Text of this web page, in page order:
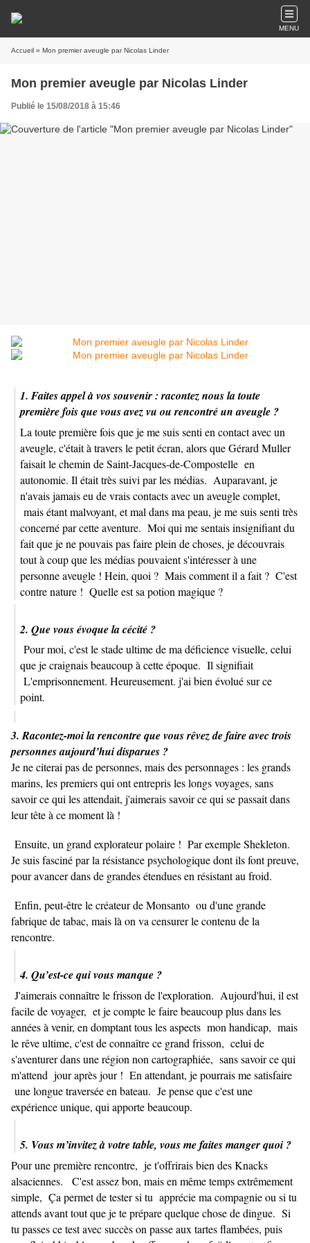
MENU
Accueil » Mon premier aveugle par Nicolas Linder
Mon premier aveugle par Nicolas Linder
Publié le 15/08/2018 à 15:46
1. Faites appel à vos souvenir : racontez nous la toute
première fois que vous avez vu ou rencontré un aveugle ?
La toute première fois que je me suis senti en contact avec un
aveugle, c'était à travers le petit écran, alors que Gérard Muller
faisait le chemin de Saint-Jacques-de-Compostelle en
autonomie. Il était très suivi par les médias. Auparavant, je
n'avais jamais eu de vrais contacts avec un aveugle complet,
mais étant malvoyant, et mal dans ma peau, je me suis senti très
concerné par cette aventure. Moi qui me sentais insignifiant du
fait que je ne pouvais pas faire plein de choses, je découvrais
tout à coup que les médias pouvaient s'intéresser à une
personne aveugle ! Hein, quoi ? Mais comment il a fait ? C'est
contre nature ! Quelle est sa potion magique ?
2. Que vous évoque la cécité ?
Pour moi, c'est le stade ultime de ma déficience visuelle, celui
que je craignais beaucoup à cette époque. Il signifiait
L'emprisonnement. Heureusement. j'ai bien évolué sur ce
point.
3. Racontez-moi la rencontre que vous rêvez de faire avec trois
personnes aujourd’hui disparues ?
Je ne citerai pas de personnes, mais des personnages : les grands
marins, les premiers qui ont entrepris les longs voyages, sans
savoir ce qui les attendait, j'aimerais savoir ce qui se passait dans
leur tête à ce moment là !
Ensuite, un grand explorateur polaire ! Par exemple Shekleton.
Je suis fasciné par la résistance psychologique dont ils font preuve,
pour avancer dans de grandes étendues en résistant au froid.
Enfin, peut-être le créateur de Monsanto ou d'une grande
fabrique de tabac, mais là on va censurer le contenu de la
rencontre.
4. Qu’est-ce qui vous manque ?
J'aimerais connaître le frisson de l'exploration. Aujourd'hui, il est
facile de voyager, et je compte le faire beaucoup plus dans les
années à venir, en domptant tous les aspects mon handicap, mais
le rêve ultime, c'est de connaître ce grand frisson, celui de
s'aventurer dans une région non cartographiée, sans savoir ce qui
m'attend jour après jour ! En attendant, je pourrais me satisfaire
une longue traversée en bateau. Je pense que c'est une
expérience unique, qui apporte beaucoup.
5. Vous m’invitez à votre table, vous me faites manger quoi ?
Pour une première rencontre, je t'offrirais bien des Knacks
alsaciennes. C'est assez bon, mais en même temps extrêmement
simple, Ça permet de tester si tu apprécie ma compagnie ou si tu
attends avant tout que je te prépare quelque chose de dingue. Si
tu passes ce test avec succès on passe aux tartes flambées, puis